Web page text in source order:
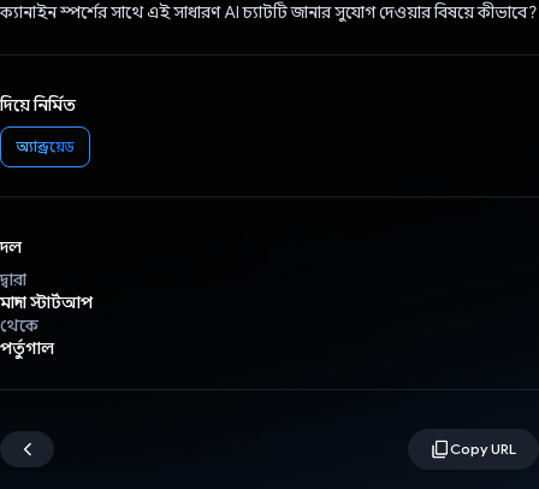
ক্যানাইন স্পর্শের সাথে এই সাধারণ AI চ্যাটটি জানার সুযোগ দেওয়ার বিষয়ে কীভাবে?
দিয়ে নির্মিত
অ্যান্ড্রয়েড
দল
দ্বারা
মান্দা স্টার্টআপ
থেকে
পর্তুগাল